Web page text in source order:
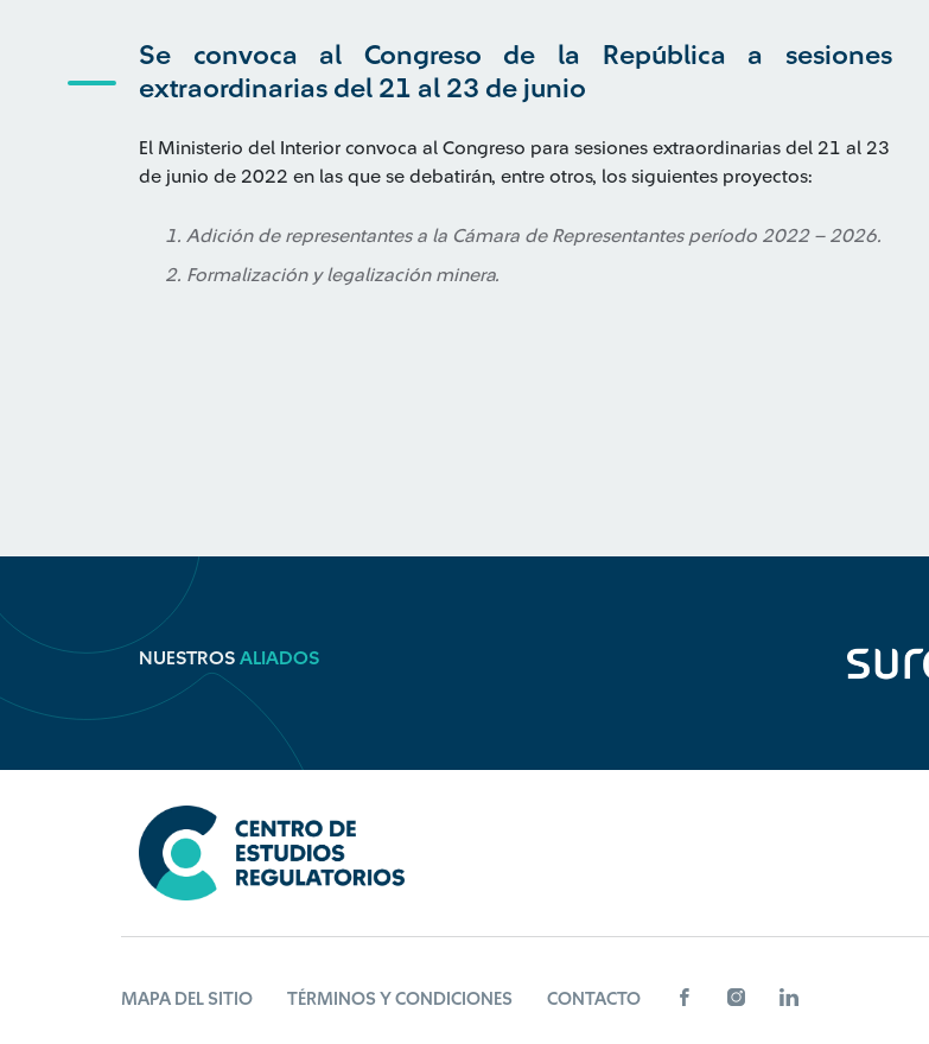
Se convoca al Congreso de la República a sesiones
extraordinarias del 21 al 23 de junio
El Ministerio del Interior convoca al Congreso para sesiones extraordinarias del 21 al 23
de junio de 2022 en las que se debatirán, entre otros, los siguientes proyectos:
Adición de representantes a la Cámara de Representantes período 2022 – 2026.
Formalización y legalización minera.
NUESTROS ALIADOS
MAPA DEL SITIO TÉRMINOS Y CONDICIONES CONTACTO